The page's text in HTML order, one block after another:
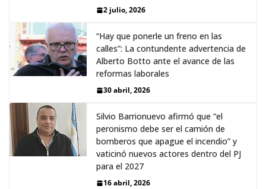
2 julio, 2026
“Hay que ponerle un freno en las
calles”: La contundente advertencia de
Alberto Botto ante el avance de las
reformas laborales
30 abril, 2026
Silvio Barrionuevo afirmó que “el
peronismo debe ser el camión de
bomberos que apague el incendio” y
vaticinó nuevos actores dentro del PJ
para el 2027
16 abril, 2026